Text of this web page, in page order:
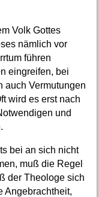
Volk Gottes
nämlich vor
führen
eingreifen, bei
auch Vermutungen
wird es erst nach
und
bei an sich nicht
muß die Regel
der Theologe sich
Angebrachtheit,